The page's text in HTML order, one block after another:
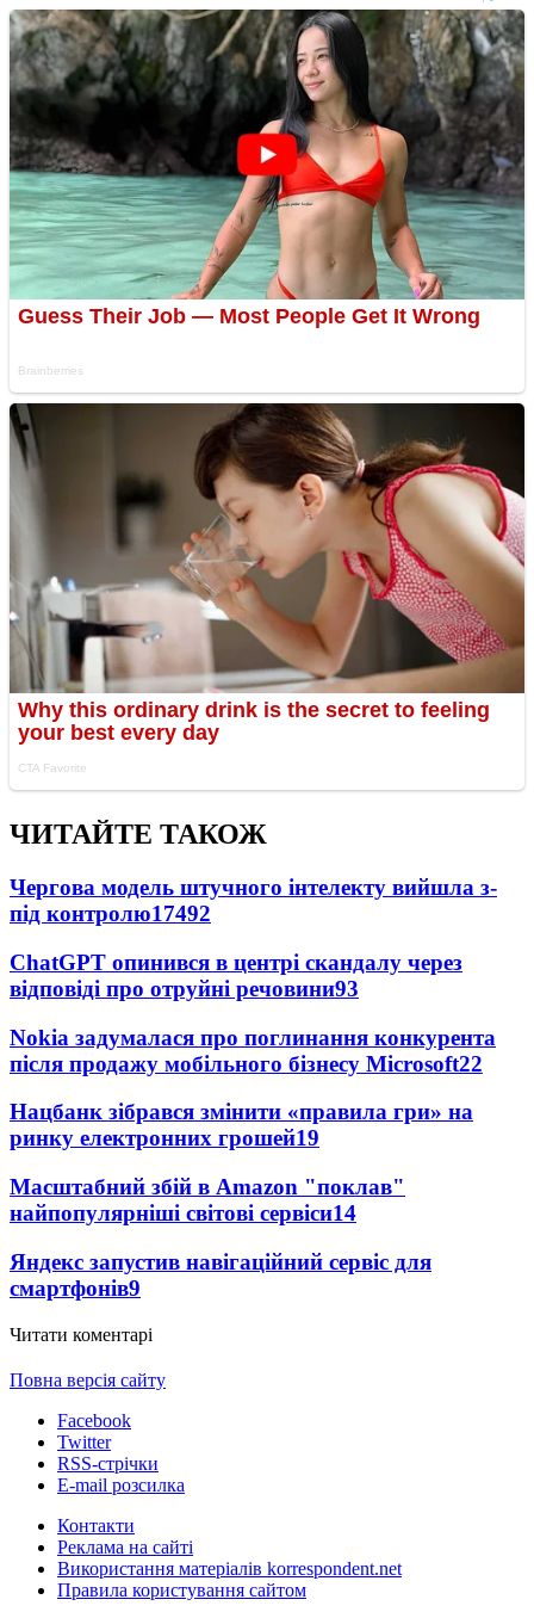
ЧИТАЙТЕ ТАКОЖ
Чергова модель штучного інтелекту вийшла з-
під контролю17492
ChatGPT опинився в центрі скандалу через
відповіді про отруйні речовини93
Nokia задумалася про поглинання конкурента
після продажу мобільного бізнесу Microsoft22
Нацбанк зібрався змінити «правила гри» на
ринку електронних грошей19
Масштабний збій в Amazon "поклав"
найпопулярніші світові сервіси14
Яндекс запустив навігаційний сервіс для
смартфонів9
Читати коментарі
Повна версія сайту
Facebook
Twitter
RSS-стрічки
E-mail розсилка
Контакти
Реклама на сайті
Використання матеріалів korrespondent.net
Правила користування сайтом